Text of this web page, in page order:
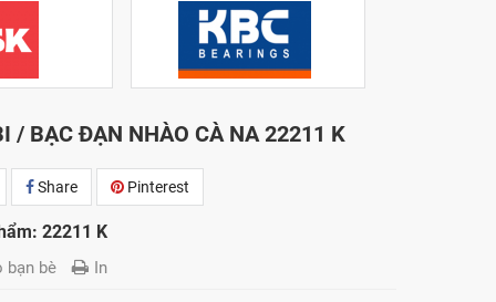
/ BẠC ĐẠN NHÀO CÀ NA 22211 K
Share Pinterest
22211 K
bạn bè In